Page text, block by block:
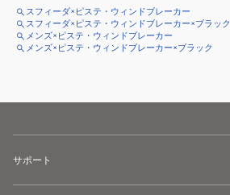
スフィーダ×ピステ・ウィンドブレーカー
スフィーダ×ピステ・ウィンドブレーカー×ブラック
メンズ×ピステ・ウィンドブレーカー
メンズ×ピステ・ウィンドブレーカー×ブラック
サポート